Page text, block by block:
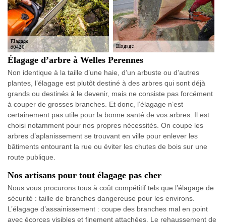
Élagage d’arbre à Welles Perennes
Non identique à la taille d’une haie, d’un arbuste ou d’autres
plantes, l’élagage est plutôt destiné à des arbres qui sont déjà
grands ou destinés à le devenir, mais ne consiste pas forcément
à couper de grosses branches. Et donc, l’élagage n’est
certainement pas utile pour la bonne santé de vos arbres. Il est
choisi notamment pour nos propres nécessités. On coupe les
arbres d’aplanissement se trouvant en ville pour enlever les
bâtiments entourant la rue ou éviter les chutes de bois sur une
route publique.
Nos artisans pour tout élagage pas cher
Nous vous procurons tous à coût compétitif tels que l’élagage de
sécurité : taille de branches dangereuse pour les environs.
L’élagage d’assainissement : coupe des branches mal en point
avec écorces visibles et finement attachées. Le rehaussement de